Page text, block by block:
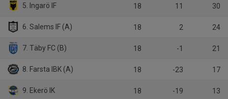
5. Ingarö IF 18 11 30
6. Salems IF (A) 18 2 24
7. Täby FC (B) 18 -1 21
8. Farsta IBK (A) 18 -23 17
9. Ekerö IK 18 -19 13